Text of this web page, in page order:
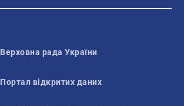
Верховна рада України
Портал відкритих даних